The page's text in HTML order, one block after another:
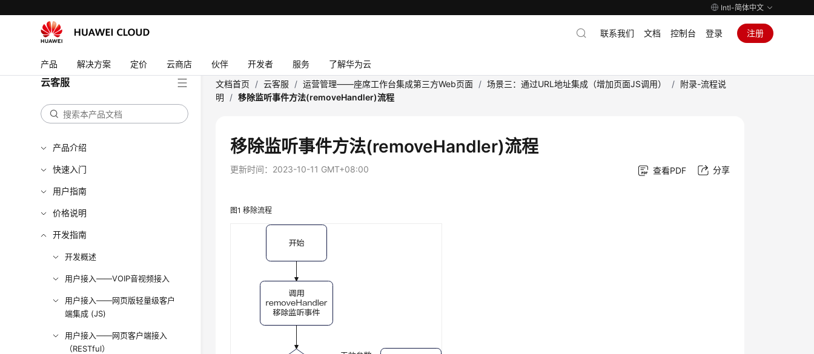
Intl-简体中文
产品 解决方案 定价 云商店 伙伴 开发者 服务 了解华为云
联系我们 文档 控制台 登录 注册
云客服
产品介绍
快速入门
用户指南
价格说明
开发指南
开发概述
用户接入——VOIP音视频接入
用户接入——网页版轻量级客户
端集成 (JS)
用户接入——网页客户端接入
（RESTful）
文档首页 / 云客服 / 运营管理——座席工作台集成第三方Web页面 / 场景三：通过URL地址集成（增加页面JS调用） / 附录-流程说
明
/ 移除监听事件方法(removeHandler)流程
移除监听事件方法(removeHandler)流程
更新时间： 2023-10-11 GMT+08:00 查看PDF 分享
图1移除流程